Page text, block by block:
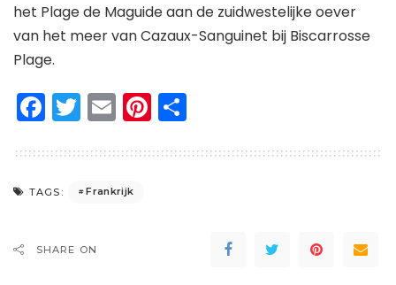
het Plage de Maguide aan de zuidwestelijke oever
van het meer van Cazaux-Sanguinet bij Biscarrosse
Plage.
Facebook
Twitter
EmailPinterest
TAGS: Frankrijk
SHARE ON